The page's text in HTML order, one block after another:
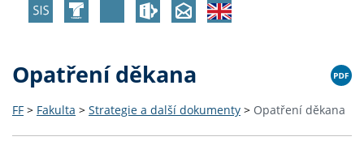
Opatření děkana
FF > Fakulta > Strategie a další dokumenty > Opatření děkana